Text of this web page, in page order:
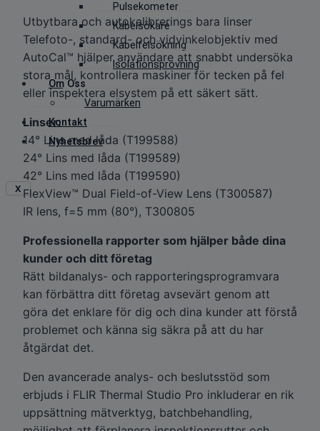
Pulsekometer
Kabelsökare
Kabelfelsökning
Isolationsprovning
Om Oss
Varumärken
Kontakt
Nyhetsbrev
X
Utbytbara och autokalibrerings bara linser
Telefoto-, standard- och vidvinkelobjektiv med
AutoCal™ hjälper användare att snabbt undersöka
stora mål, kontrollera maskiner för tecken på fel
eller inspektera elsystem på ett säkert sätt.
Linser:
14° Lins med låda (T199588)
24° Lins med låda (T199589)
42° Lins med låda (T199590)
FlexView™ Dual Field-of-View Lens (T300587)
IR lens, f=5 mm (80°), T300805
Professionella rapporter som hjälper både dina
kunder och ditt företag
Rätt bildanalys- och rapporteringsprogramvara
kan förbättra ditt företag avsevärt genom att
göra det enklare för dig och dina kunder att förstå
problemet och känna sig säkra på att du har
åtgärdat det.
Den avancerade analys- och beslutsstöd som
erbjuds i FLIR Thermal Studio Pro inkluderar en rik
uppsättning mätverktyg, batchbehandling,